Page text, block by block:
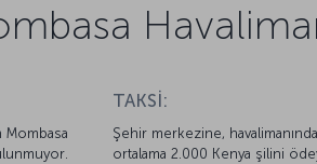
Mombasa
TAKSİ:
Şehir merkezine,
ortalama 2.000 Kenya şilini